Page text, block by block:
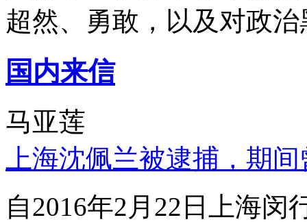
超然、勇敢，以及对政
国内来信
马亚莲
上海沈佩兰被逮捕，期
自2016年2月22日上海